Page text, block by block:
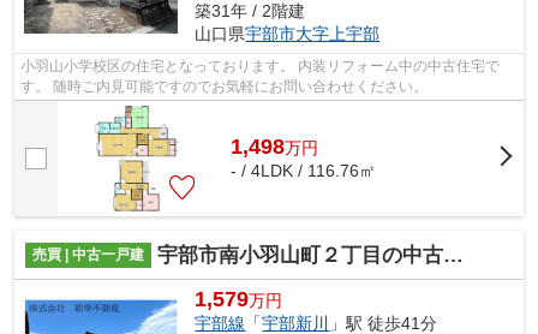
築31年 / 2階建
山口県宇部市大字上宇部
小羽山小学校区の住宅となっております。 内装リフォーム中の中古住宅で
す。 随時ご内見可能ですのでお気軽にお問い合わせください。
1,498万円
- / 4LDK / 116.76㎡
売買 | 中古一戸建 宇部市南小羽山町２丁目の中古一戸建
1,579万円
宇部線 「宇部新川
」駅 徒歩41分